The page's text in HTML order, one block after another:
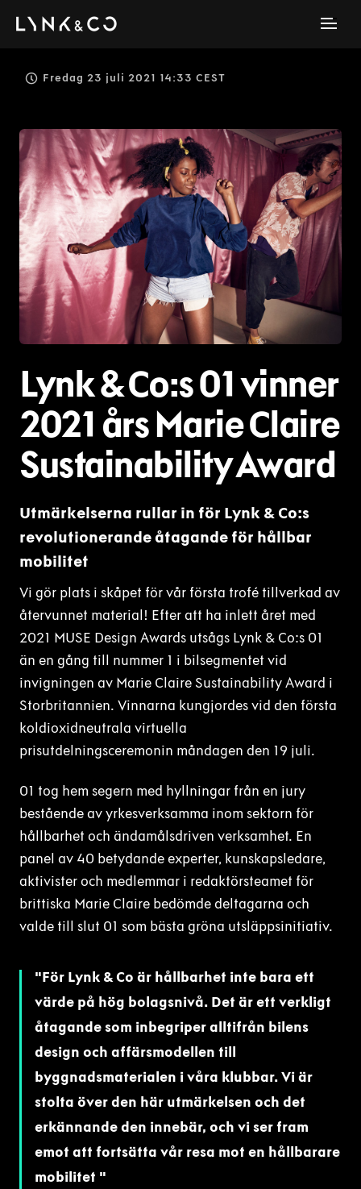
Fredag 23 juli 2021 14:33 CEST
JPEG
Lynk & Co:s 01 vinner
2021 års Marie Claire
Sustainability Award
Utmärkelserna rullar in för Lynk & Co:s
revolutionerande åtagande för hållbar
mobilitet
Vi gör plats i skåpet för vår första trofé tillverkad av
återvunnet material! Efter att ha inlett året med
2021 MUSE Design Awards utsågs Lynk & Co:s 01
än en gång till nummer 1 i bilsegmentet vid
invigningen av Marie Claire Sustainability Award i
Storbritannien. Vinnarna kungjordes vid den första
koldioxidneutrala virtuella
prisutdelningsceremonin måndagen den 19 juli.
01 tog hem segern med hyllningar från en jury
bestående av yrkesverksamma inom sektorn för
hållbarhet och ändamålsdriven verksamhet. En
panel av 40 betydande experter, kunskapsledare,
aktivister och medlemmar i redaktörsteamet för
brittiska Marie Claire bedömde deltagarna och
valde till slut 01 som bästa gröna utsläppsinitiativ.
För Lynk & Co är hållbarhet inte bara ett
värde på hög bolagsnivå. Det är ett verkligt
åtagande som inbegriper alltifrån bilens
design och affärsmodellen till
byggnadsmaterialen i våra klubbar. Vi är
stolta över den här utmärkelsen och det
erkännande den innebär, och vi ser fram
emot att fortsätta vår resa mot en hållbarare
mobilitet